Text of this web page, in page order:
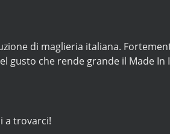
di maglieria italiana.
gusto che rende grande il Made In
a trovarci!